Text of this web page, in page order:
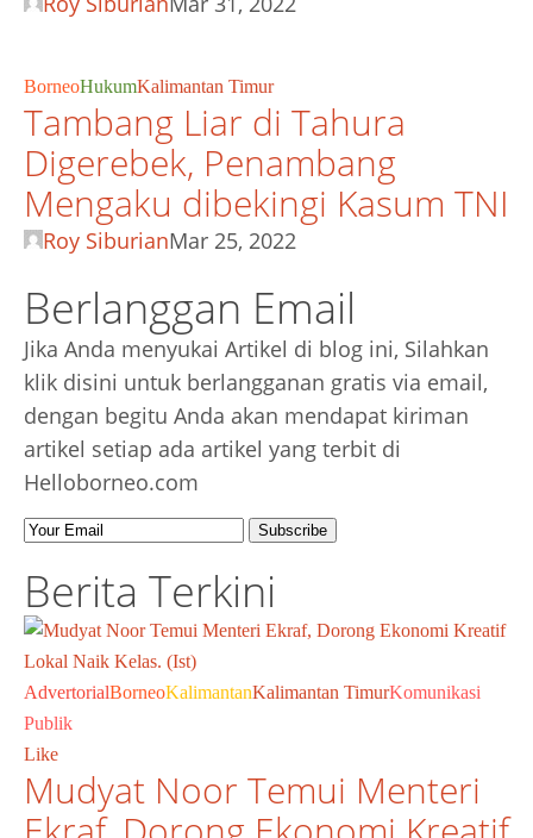
BorneoHukumKalimantan Timur
Tambang Liar di Tahura
Digerebek, Penambang
Mengaku dibekingi Kasum TNI
Roy SiburianMar 25, 2022
Berlanggan Email
Jika Anda menyukai Artikel di blog ini, Silahkan
klik disini untuk berlangganan gratis via email,
dengan begitu Anda akan mendapat kiriman
artikel setiap ada artikel yang terbit di
Helloborneo.com
Berita Terkini
AdvertorialBorneoKalimantanKalimantan TimurKomunikasi
Publik
Like
Mudyat Noor Temui Menteri